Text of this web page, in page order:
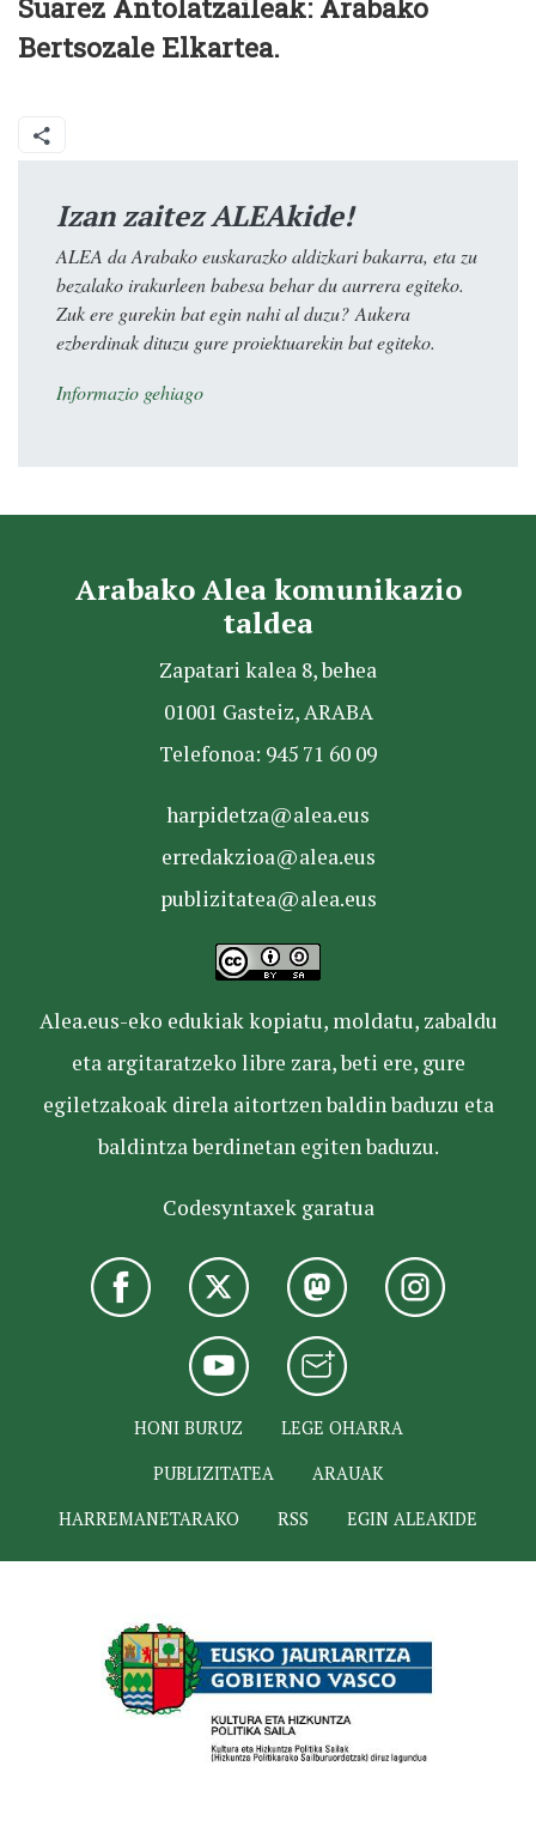
Suarez Antolatzaileak: Arabako
Bertsozale Elkartea.
Izan zaitez ALEAkide!
ALEA da Arabako euskarazko aldizkari bakarra, eta zu
bezalako irakurleen babesa behar du aurrera egiteko.
Zuk ere gurekin bat egin nahi al duzu? Aukera
ezberdinak dituzu gure proiektuarekin bat egiteko.
Informazio gehiago
Arabako Alea komunikazio
taldea
Zapatari kalea 8, behea
01001 Gasteiz, ARABA
Telefonoa: 945 71 60 09
harpidetza@alea.eus
erredakzioa@alea.eus
publizitatea@alea.eus
Alea.eus-eko edukiak kopiatu, moldatu, zabaldu
eta argitaratzeko libre zara, beti ere, gure
egiletzakoak direla aitortzen baldin baduzu eta
baldintza berdinetan egiten baduzu.
Codesyntaxek garatua
HONI BURUZ
LEGE OHARRA
PUBLIZITATEA
ARAUAK
HARREMANETARAKO
RSS EGIN ALEAKIDE